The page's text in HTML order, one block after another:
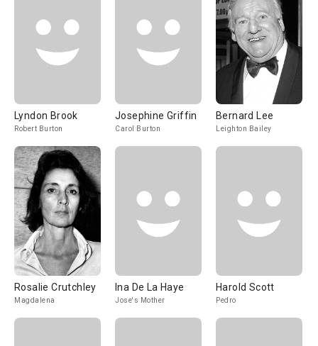
Lyndon Brook
Robert Burton
Josephine Griffin
Carol Burton
Bernard Lee
Leighton Bailey
Rosalie Crutchley
Magdalena
Ina De La Haye
Jose's Mother
Harold Scott
Pedro